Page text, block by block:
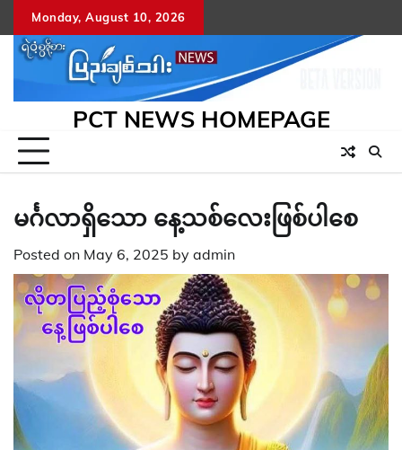
to
content
Monday, August 10, 2026
PCT NEWS HOMEPAGE
မင်္ဂလာရှိသော နေ့သစ်လေးဖြစ်ပါစေ
Posted on May 6, 2025 by admin